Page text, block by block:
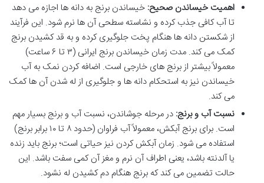
اهمیت خیساندن صحیح: خیساندن برنج به دانه ها اجازه می دهد
تا آب کافی جذب کرده و نشاسته سطحی آن ها نرم شود. این فرآیند
از شکستن دانه ها هنگام پخت جلوگیری کرده و به قد کشیدن برنج
کمک می کند. مدت زمان خیساندن برنج ایرانی (۳ تا ۶ ساعت)
معمولاً بیشتر از برنج های خارجی است. اضافه کردن نمک به آب
خیساندن نیز به استحکام دانه ها و جلوگیری از له شدن آن ها کمک
می کند.
نسبت آب و برنج: در مرحله جوشاندن، نسبت آب و برنج بسیار مهم
است. برای برنج آبکش، معمولاً آب فراوان (حدود ۸ تا ۱۰ برابر برنج)
استفاده می شود. زمان آبکش کردن نیز حیاتی است؛ برنج باید زنده
یا آلدنته باشد، یعنی اطراف آن نرم و مغز آن کمی سفت باشد. این
حالت تضمین می کند که برنج هنگام دم کشیدن له نشود.